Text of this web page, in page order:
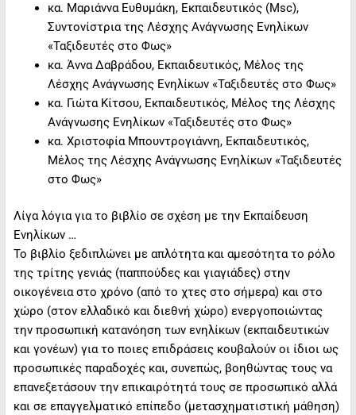
κα. Μαριάννα Ευθυμάκη, Εκπαιδευτικός (Msc),
Συντονίστρια της Λέσχης Ανάγνωσης Ενηλίκων
«Ταξιδευτές στο Φως»
κα. Άννα Δαβράδου, Εκπαιδευτικός, Μέλος της
Λέσχης Ανάγνωσης Ενηλίκων «Ταξιδευτές στο Φως»
κα. Γιώτα Κίτσου, Εκπαιδευτικός, Μέλος της Λέσχης
Ανάγνωσης Ενηλίκων «Ταξιδευτές στο Φως»
κα. Xριστοφία Μπουντρογιάννη, Εκπαιδευτικός,
Μέλος της Λέσχης Ανάγνωσης Ενηλίκων «Ταξιδευτές
στο Φως»
Λίγα λόγια για το βιβλίο σε σχέση με την Εκπαίδευση
Ενηλίκων …
Το βιβλίο ξεδιπλώνει με απλότητα και αμεσότητα το ρόλο
της τρίτης γενιάς (παππούδες και γιαγιάδες) στην
οικογένεια στο χρόνο (από το χτες στο σήμερα) και στο
χώρο (στον ελλαδικό και διεθνή χώρο) ενεργοποιώντας
την προσωπική κατανόηση των ενηλίκων (εκπαιδευτικών
και γονέων) για το ποιες επιδράσεις κουβαλούν οι ίδιοι ως
προσωπικές παραδοχές και, συνεπώς, βοηθώντας τους να
επανεξετάσουν την επικαιρότητά τους σε προσωπικό αλλά
και σε επαγγελματικό επίπεδο (μετασχηματιστική μάθηση)